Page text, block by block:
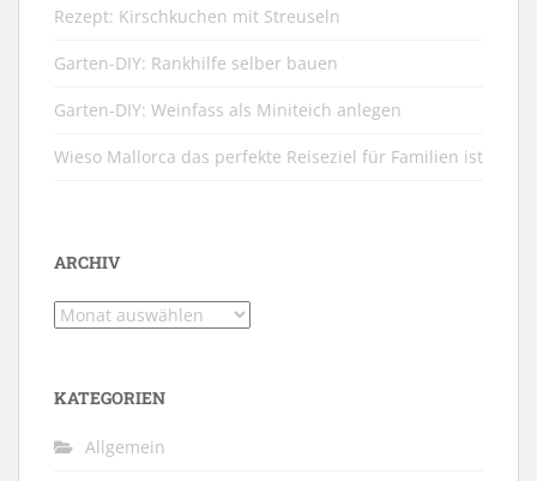
Rezept: Kirschkuchen mit Streuseln
Garten-DIY: Rankhilfe selber bauen
Garten-DIY: Weinfass als Miniteich anlegen
Wieso Mallorca das perfekte Reiseziel für Familien ist
ARCHIV
Archiv
KATEGORIEN
Allgemein